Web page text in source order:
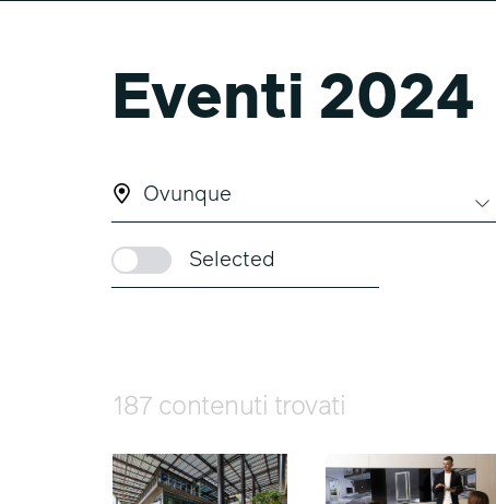
Eventi 2024
Ovunque
Selected
187 contenuti trovati